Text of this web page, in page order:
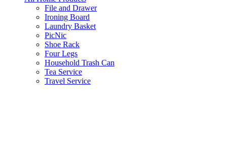
File and Drawer
Ironing Board
Laundry Basket
PicNic
Shoe Rack
Four Legs
Household Trash Can
Tea Service
Travel Service